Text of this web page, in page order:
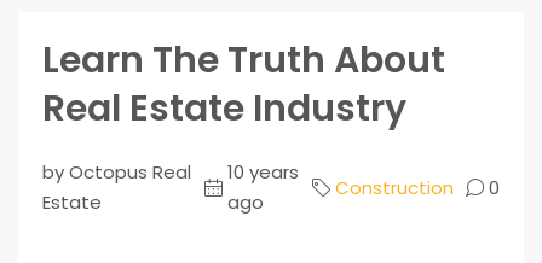
Learn The Truth About
Real Estate Industry
by Octopus Real
Estate
10 years
ago
Construction 0